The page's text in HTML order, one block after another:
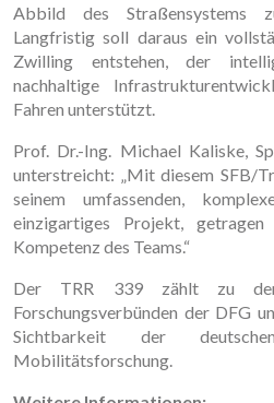
Abbild des Straßensystems
Langfristig soll daraus ein
Zwilling entstehen, der
nachhaltige
Fahren unterstützt.
Prof. Dr.-Ing. Michael Kaliske,
unterstreicht: „Mit diesem SFB/
seinem umfassenden,
einzigartiges Projekt,
Kompetenz des Teams.“
Der TRR 339 zählt zu
Forschungsverbünden der DFG
Sichtbarkeit der
Mobilitätsforschung.